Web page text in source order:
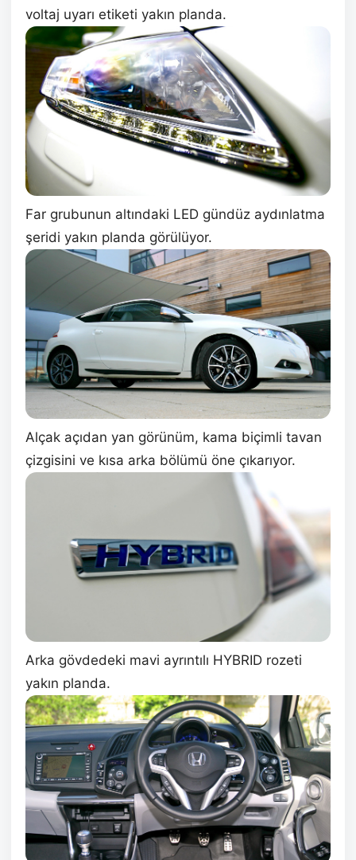
voltaj uyarı etiketi yakın planda.
Far grubunun altındaki LED gündüz aydınlatma
şeridi yakın planda görülüyor.
Alçak açıdan yan görünüm, kama biçimli tavan
çizgisini ve kısa arka bölümü öne çıkarıyor.
Arka gövdedeki mavi ayrıntılı HYBRID rozeti
yakın planda.